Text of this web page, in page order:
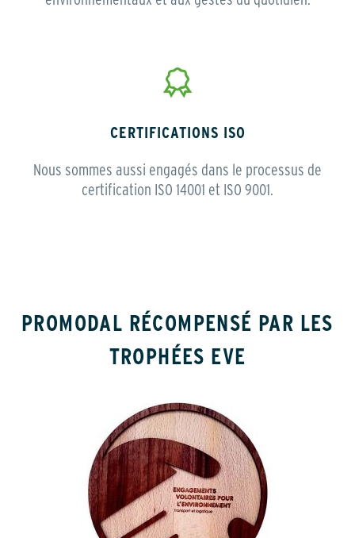
CERTIFICATIONS ISO
Nous sommes aussi engagés dans le processus de
certification ISO 14001 et ISO 9001.
PROMODAL RÉCOMPENSÉ PAR LES
TROPHÉES EVE